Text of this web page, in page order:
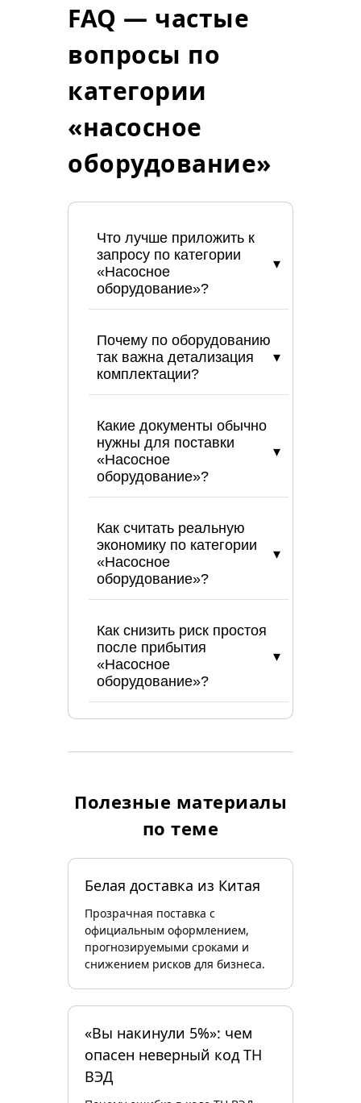
FAQ — частые
вопросы по
категории
«насосное
оборудование»
Что лучше приложить к
запросу по категории
«Насосное
оборудование»?
Почему по оборудованию
так важна детализация
комплектации?
Какие документы обычно
нужны для поставки
«Насосное
оборудование»?
Как считать реальную
экономику по категории
«Насосное
оборудование»?
Как снизить риск простоя
после прибытия
«Насосное
оборудование»?
Полезные материалы
по теме
Белая доставка из Китая
Прозрачная поставка с
официальным оформлением,
прогнозируемыми сроками и
снижением рисков для бизнеса.
«Вы накинули 5%»: чем
опасен неверный код ТН
ВЭД